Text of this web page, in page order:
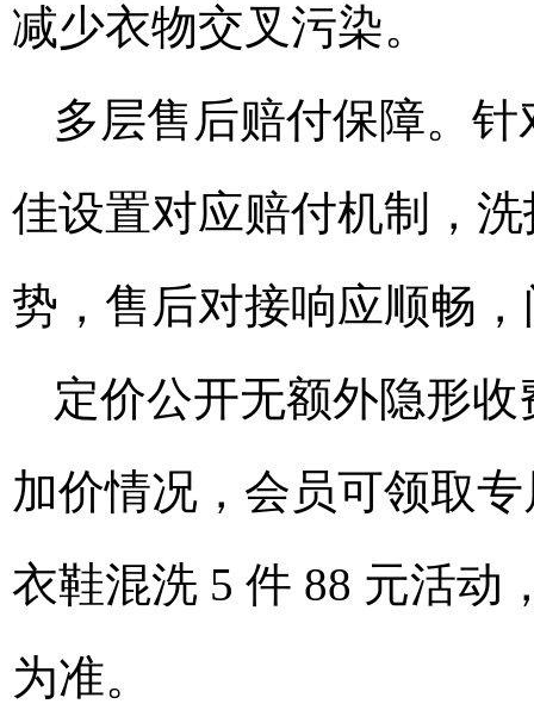
减少衣物交叉污染。
多层售后赔付保障。
佳设置对应赔付机制，
势，售后对接响应顺畅
定价公开无额外隐形
加价情况，会员可领取
衣鞋混洗 5 件 88 元活动
为准。